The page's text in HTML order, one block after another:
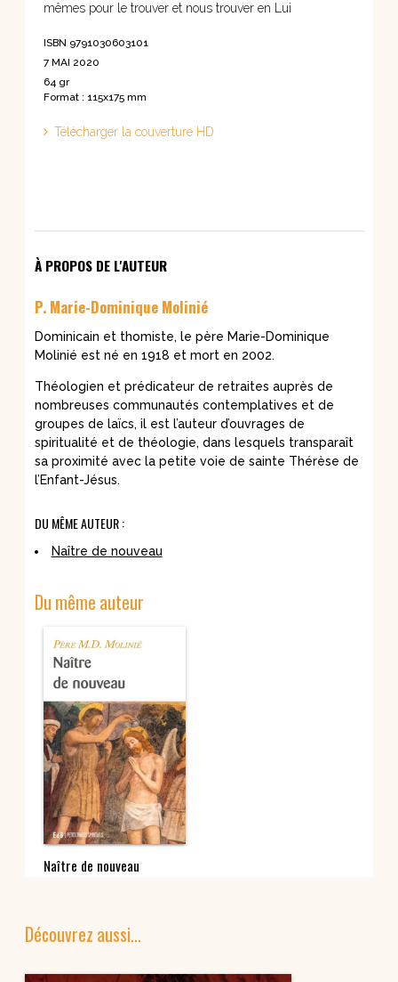
mêmes pour le trouver et nous trouver en Lui
ISBN 9791030603101
7 MAI 2020
64 gr
Format : 115x175 mm
Télécharger la couverture HD
À PROPOS DE L'AUTEUR
P. Marie-Dominique Molinié
Dominicain et thomiste, le père Marie-Dominique
Molinié est né en 1918 et mort en 2002.
Théologien et prédicateur de retraites auprès de
nombreuses communautés contemplatives et de
groupes de laïcs, il est l’auteur d’ouvrages de
spiritualité et de théologie, dans lesquels transparaît
sa proximité avec la petite voie de sainte Thérèse de
l’Enfant-Jésus.
DU MÊME AUTEUR :
Naître de nouveau
Du même auteur
Naître de nouveau
Découvrez aussi…